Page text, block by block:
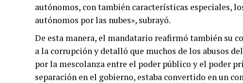
autónomos, con también características especiales,
autónomos por las nubes», subrayó.
De esta manera, el mandatario reafirmó también su
a la corrupción y detalló que muchos de los abusos
por la mescolanza entre el poder público y el poder
separación en el gobierno, estaba convertido en un